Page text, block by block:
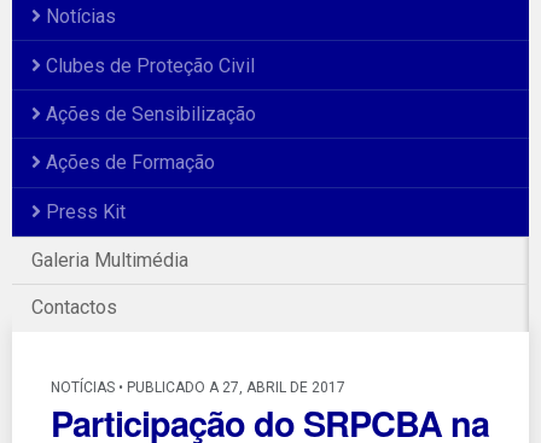
Notícias
Clubes de Proteção Civil
Ações de Sensibilização
Ações de Formação
Press Kit
Galeria Multimédia
Contactos
NOTÍCIAS • PUBLICADO A 27, ABRIL DE 2017
Participação do SRPCBA na